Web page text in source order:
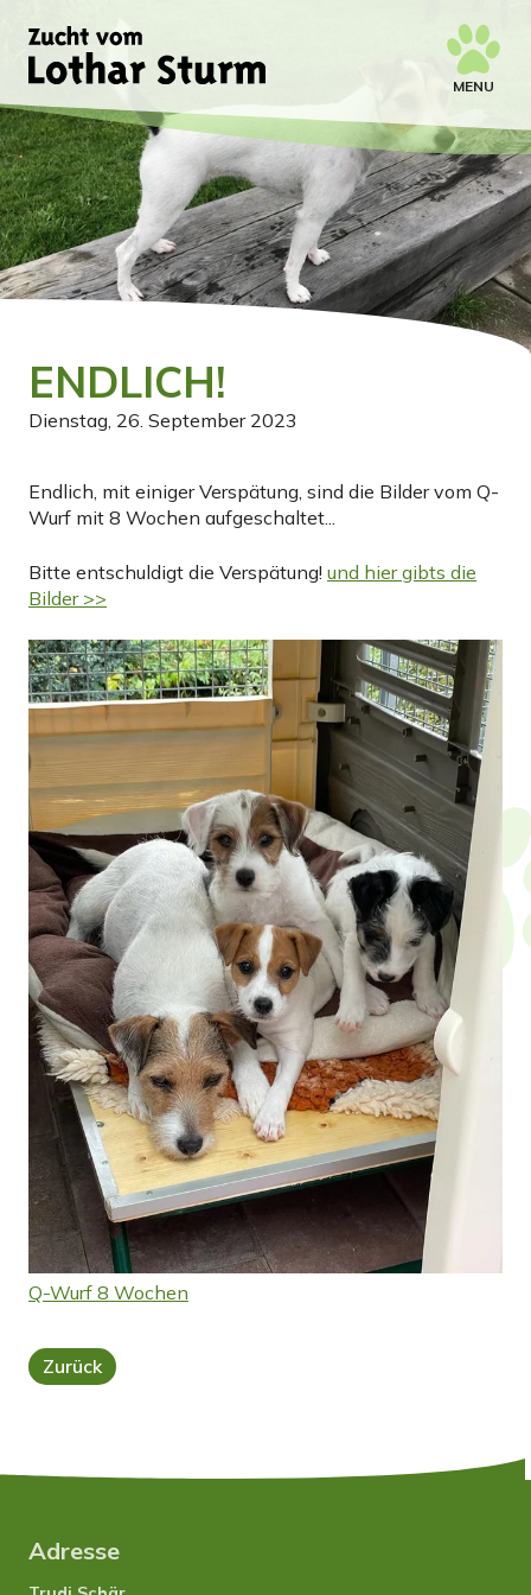
MENU
ENDLICH!
Dienstag, 26. September 2023
Endlich, mit einiger Verspätung, sind die Bilder vom Q-
Wurf mit 8 Wochen aufgeschaltet...
Bitte entschuldigt die Verspätung! und hier gibts die
Bilder >>
Q-Wurf 8 Wochen
Zurück
Adresse